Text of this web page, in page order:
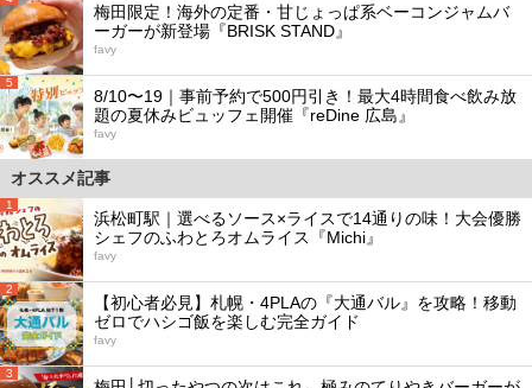
梅田限定！海外の定番・甘じょっぱ系ベーコンジャムバ
ーガーが新登場『BRISK STAND』
favy
5
8/10〜19｜事前予約で500円引き！最大4時間食べ飲み放
題の夏休みビュッフェ開催『reDine 広島』
favy
オススメ記事
1
浜松町駅｜選べるソース×ライスで14通りの味！大会優勝
シェフのふわとろオムライス『Michi』
favy
2
【初心者必見】札幌・4PLAの『大通バル』を攻略！移動
ゼロでハシゴ飯を楽しむ完全ガイド
favy
3